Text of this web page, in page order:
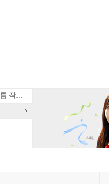
뮤지컬 〈휴남동 서점〉X 황보름 작가 북토크